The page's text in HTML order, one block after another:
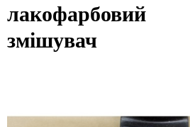
лакофарбовий
змішувач